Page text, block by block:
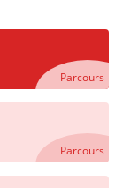
Parcours
Parcours